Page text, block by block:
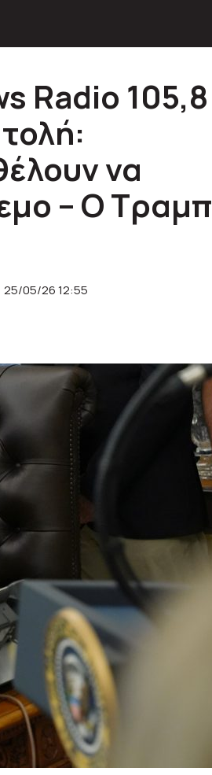
Radio 105,8
να
– Ο Τραμπ
25/05/26 12:55